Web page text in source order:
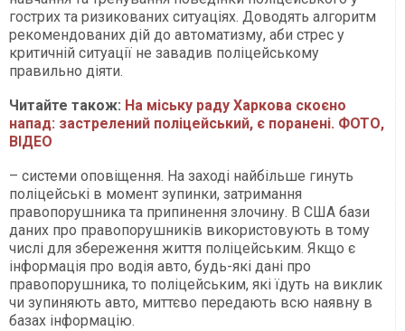
гострих та ризикованих ситуаціях. Доводять алгоритм
рекомендованих дій до автоматизму, аби стрес у
критичній ситуації не завадив поліцейському
правильно діяти.
Читайте також: На міську раду Харкова скоєно
напад: застрелений поліцейський, є поранені. ФОТО,
ВІДЕО
– системи оповіщення. На заході найбільше гинуть
поліцейські в момент зупинки, затримання
правопорушника та припинення злочину. В США бази
даних про правопорушників використовують в тому
числі для збереження життя поліцейським. Якщо є
інформація про водія авто, будь-які дані про
правопорушника, то поліцейським, які їдуть на виклик
чи зупиняють авто, миттєво передають всю наявну в
базах інформацію.